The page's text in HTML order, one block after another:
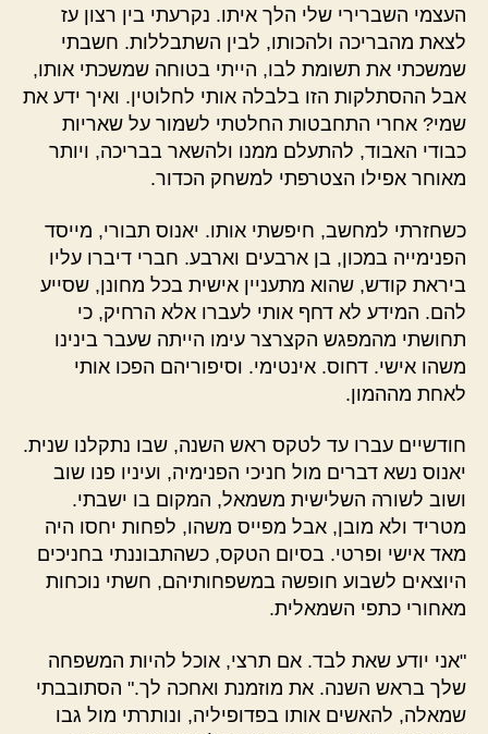
העצמי השברירי שלי הלך איתו. נקרעתי בין רצון עז
לצאת מהבריכה ולהכותו, לבין השתבללות. חשבתי
שמשכתי את תשומת לבו, הייתי בטוחה שמשכתי אותו,
אבל ההסתלקות הזו בלבלה אותי לחלוטין. ואיך ידע את
שמי? אחרי התחבטות החלטתי לשמור על שאריות
כבודי האבוד, להתעלם ממנו ולהשאר בבריכה, ויותר
מאוחר אפילו הצטרפתי למשחק הכדור.
כשחזרתי למחשב, חיפשתי אותו. יאנוס תבורי, מייסד
הפנימייה במכון, בן ארבעים וארבע. חברי דיברו עליו
ביראת קודש, שהוא מתעניין אישית בכל מחונן, שסייע
להם. המידע לא דחף אותי לעברו אלא הרחיק, כי
תחושתי מהמפגש הקצרצר עימו הייתה שעבר בינינו
משהו אישי. דחוס. אינטימי. וסיפוריהם הפכו אותי
לאחת מההמון.
חודשיים עברו עד לטקס ראש השנה, שבו נתקלנו שנית.
יאנוס נשא דברים מול חניכי הפנימיה, ועיניו פנו שוב
ושוב לשורה השלישית משמאל, המקום בו ישבתי.
מטריד ולא מובן, אבל מפייס משהו, לפחות יחסו היה
מאד אישי ופרטי. בסיום הטקס, כשהתבוננתי בחניכים
היוצאים לשבוע חופשה במשפחותיהם, חשתי נוכחות
מאחורי כתפי השמאלית.
"אני יודע שאת לבד. אם תרצי, אוכל להיות המשפחה
שלך בראש השנה. את מוזמנת ואחכה לך." הסתובבתי
שמאלה, להאשים אותו בפדופיליה, ונותרתי מול גבו